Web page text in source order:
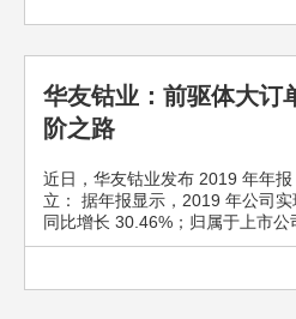
华友钴业：前驱体大订
阶之路
近日，华友钴业发布 2019 年年
立： 据年报显示，2019 年公司
同比增长 30.46%；归属于上市公